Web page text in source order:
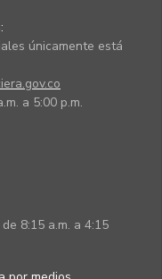
únicamente está
a 5:00 p.m.
8:15 a.m. a 4:15